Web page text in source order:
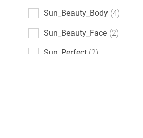
Sun_Beauty_Body 4
Sun_Beauty_Face 2
Sun_Perfect 2